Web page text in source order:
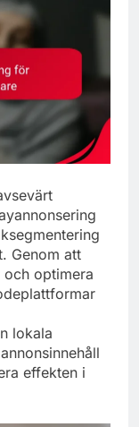
Genom att
och optimera
lokala
effekten i